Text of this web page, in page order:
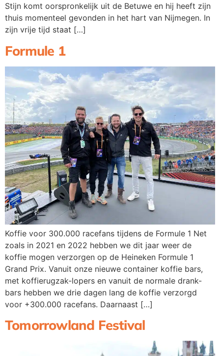
Stijn komt oorspronkelijk uit de Betuwe en hij heeft zijn
thuis momenteel gevonden in het hart van Nijmegen. In
zijn vrije tijd staat […]
Formule 1
Koffie voor 300.000 racefans tijdens de Formule 1 Net
zoals in 2021 en 2022 hebben we dit jaar weer de
koffie mogen verzorgen op de Heineken Formule 1
Grand Prix. Vanuit onze nieuwe container koffie bars,
met koffierugzak-lopers en vanuit de normale drank-
bars hebben we drie dagen lang de koffie verzorgd
voor +300.000 racefans. Daarnaast […]
Tomorrowland Festival